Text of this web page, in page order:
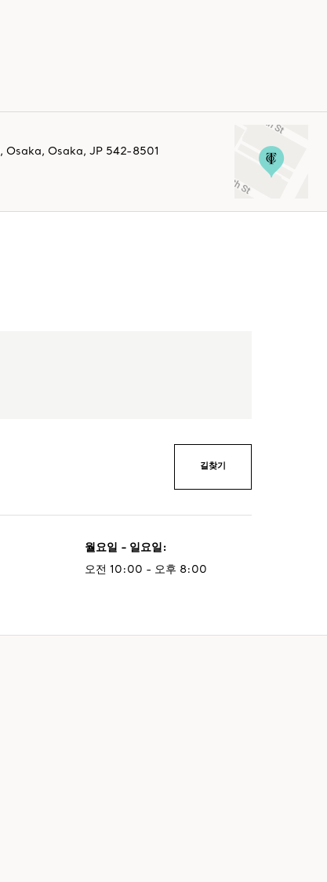
, Osaka, Osaka, JP 542-8501
길찾기
월요일 - 일요일:
오전 10:00 - 오후 8:00